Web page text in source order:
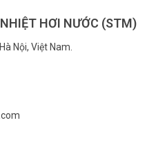
HƠI NƯỚC (STM)
Nội, Việt Nam.